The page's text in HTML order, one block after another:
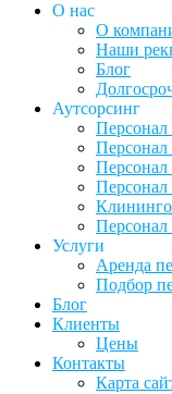
О нас
О
Наши
Блог
Аутсорсинг
Персонал
Персонал
Персонал
Персонал
Услуги
Аренда
Подбор
Блог
Клиенты
Цены
Контакты
Карта